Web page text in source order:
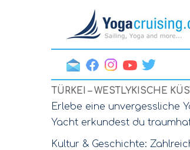
TÜRKEI – WESTLYKISCHE
Erlebe eine unvergessliche
Yacht erkundest du
Kultur & Geschichte: